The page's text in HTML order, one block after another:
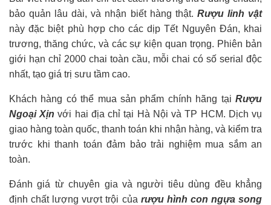
bảo quản lâu dài, và nhận biết hàng thật. Rượu linh vật
này đặc biệt phù hợp cho các dịp Tết Nguyên Đán, khai
trương, thăng chức, và các sự kiện quan trọng. Phiên bản
giới hạn chỉ 2000 chai toàn cầu, mỗi chai có số serial độc
nhất, tạo giá trị sưu tầm cao.
Khách hàng có thể mua sản phẩm chính hãng tại Rượu
Ngoại Xịn với hai địa chỉ tại Hà Nội và TP HCM. Dịch vụ
giao hàng toàn quốc, thanh toán khi nhận hàng, và kiểm tra
trước khi thanh toán đảm bảo trải nghiệm mua sắm an
toàn.
Đánh giá từ chuyên gia và người tiêu dùng đều khẳng
định chất lượng vượt trội của rượu hình con ngựa song